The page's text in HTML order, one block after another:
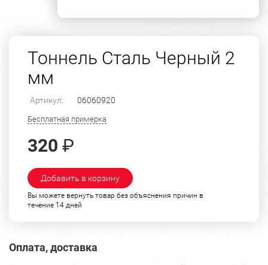
Тоннель Сталь Черный 2
мм
Артикул: 06060920
Бесплатная примерка
320 ₽
Добавить в корзину
Вы можете вернуть товар без объяснения причин в
течение 14 дней
Оплата, доставка